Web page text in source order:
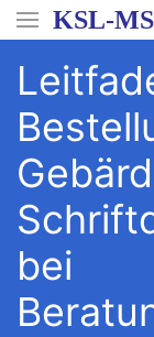
Direkt
zum
Inhalt
KSL-
bei